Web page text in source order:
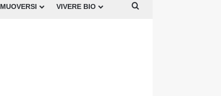
MUOVERSI VIVERE BIO